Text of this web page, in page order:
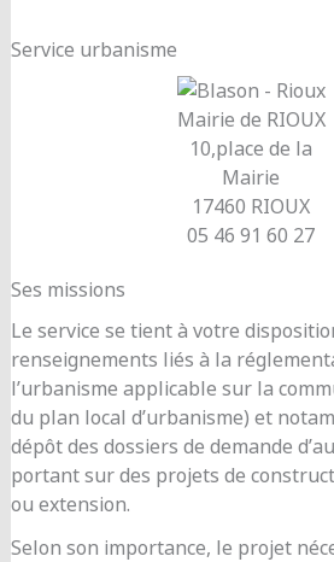
Service urbanisme
Mairie de RIOUX
10,place de la
Mairie
17460 RIOUX
05 46 91 60 27
Ses missions
Le service se tient à votre
renseignements liés à la
l’urbanisme applicable sur la
du plan local d’urbanisme) et
dépôt des dossiers de demande
portant sur des projets de
ou extension.
Selon son importance, le projet